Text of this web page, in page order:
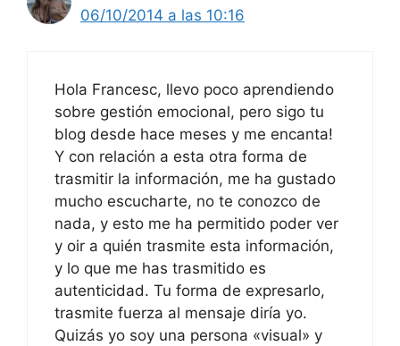
06/10/2014 a las 10:16
Hola Francesc, llevo poco aprendiendo
sobre gestión emocional, pero sigo tu
blog desde hace meses y me encanta!
Y con relación a esta otra forma de
trasmitir la información, me ha gustado
mucho escucharte, no te conozco de
nada, y esto me ha permitido poder ver
y oir a quién trasmite esta información,
y lo que me has trasmitido es
autenticidad. Tu forma de expresarlo,
trasmite fuerza al mensaje diría yo.
Quizás yo soy una persona «visual» y